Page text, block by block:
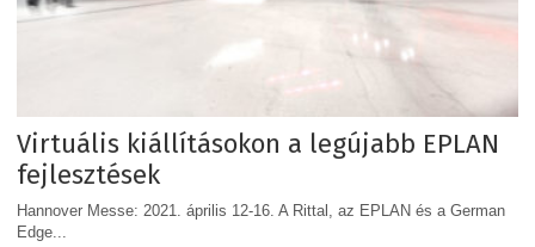
Virtuális kiállításokon a legújabb EPLAN
fejlesztések
Hannover Messe: 2021. április 12-16. A Rittal, az EPLAN és a German
Edge...